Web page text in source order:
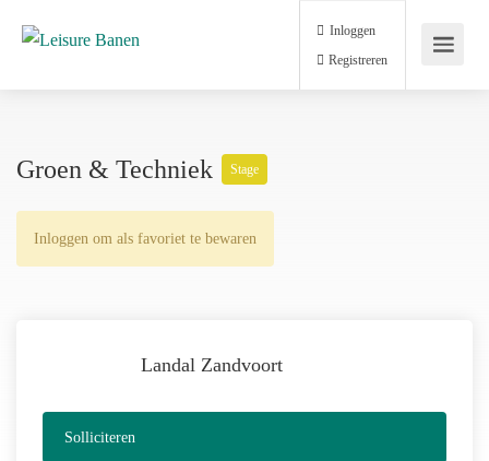
Inloggen
Registreren
Groen & Techniek Stage
Inloggen om als favoriet te bewaren
Landal Zandvoort
Solliciteren